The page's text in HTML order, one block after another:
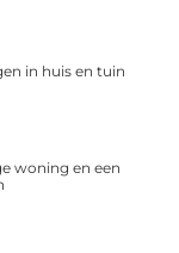
in huis en tuin
woning en een